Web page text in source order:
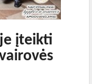
įteikti